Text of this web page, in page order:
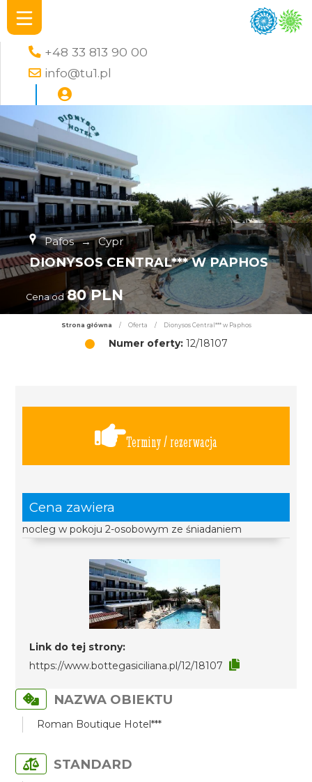
+48 33 813 90 00
info@tu1.pl
Pafos → Cypr
DIONYSOS CENTRAL*** W PAPHOS
Cena od 80 PLN
Strona główna / Oferta / Dionysos Central*** w Paphos
Numer oferty:12/18107
Terminy / rezerwacja
Cena zawiera
nocleg w pokoju 2-osobowym ze śniadaniem
Link do tej strony:
https://www.bottegasiciliana.pl/12/18107
NAZWA OBIEKTU
Roman Boutique Hotel***
STANDARD